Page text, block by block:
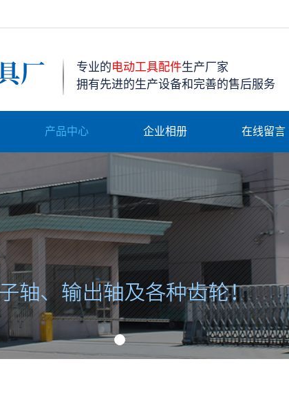
专业的电动工具配件生产厂家
拥有先进的生产设备和完善的售后服务
产品中心 企业相册 在线留言